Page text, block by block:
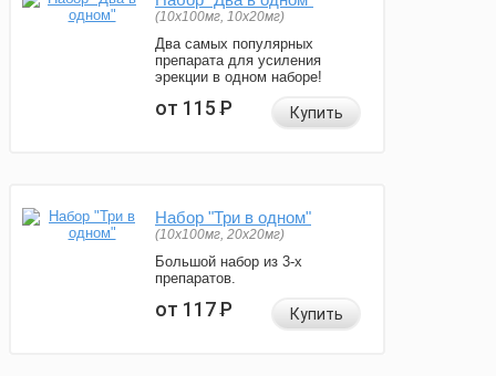
(10x100мг, 10x20мг)
Два самых популярных
препарата для усиления
эрекции в одном наборе!
от 115Р Купить
Набор "Три в одном"
(10x100мг, 20x20мг)
Большой набор из 3-х
препаратов.
от 117Р Купить